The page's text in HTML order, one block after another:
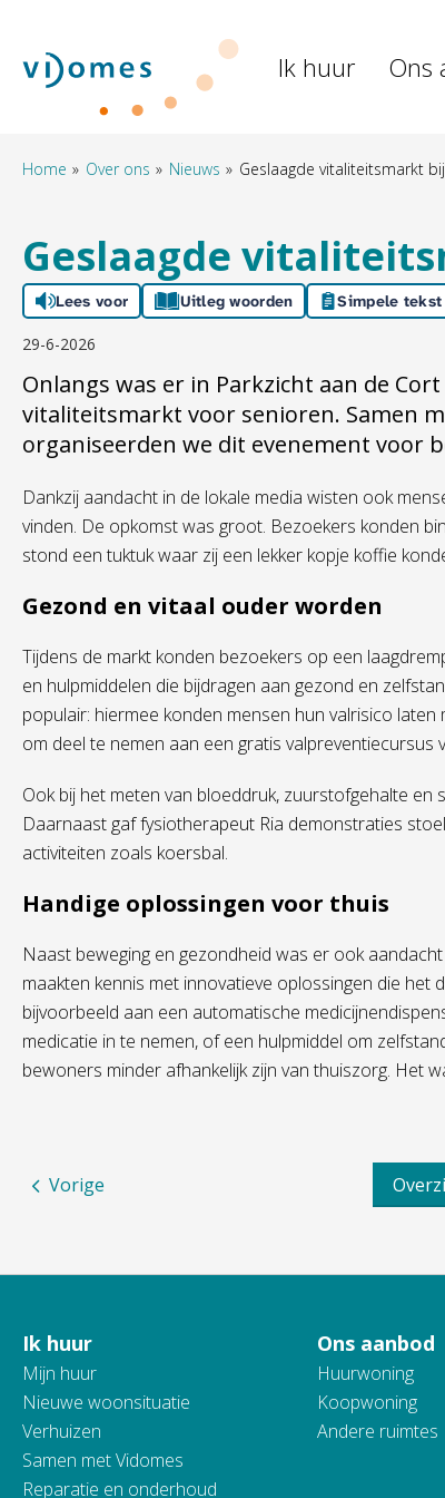
Naar hoofdinhoud
Naar hoofdnavigatiemenu
Naar zoeken
Naar de homepage Ik huur Ons
Home Over ons Nieuws Geslaagde vitaliteitsmarkt
Geslaagde
Lees voor Uitleg woorden Simpele tekst
29-6-2026
Onlangs was er in Parkzicht aan de
vitaliteitsmarkt voor senioren. Samen
organiseerden we dit evenement voor
Dankzij aandacht in de lokale media wisten ook
vinden. De opkomst was groot. Bezoekers konden
stond een tuktuk waar zij een lekker kopje koffie
Gezond en vitaal ouder worden
Tijdens de markt konden bezoekers op een
en hulpmiddelen die bijdragen aan gezond en
populair: hiermee konden mensen hun valrisico
om deel te nemen aan een gratis valpreventiecursus
Ook bij het meten van bloeddruk, zuurstofgehalte en
Daarnaast gaf fysiotherapeut Ria demonstraties
activiteiten zoals koersbal.
Handige oplossingen voor thuis
Naast beweging en gezondheid was er ook
maakten kennis met innovatieve oplossingen die het
bijvoorbeeld aan een automatische
medicatie in te nemen, of een hulpmiddel om
bewoners minder afhankelijk zijn van thuiszorg. Het
Vorige
Contactinformatie
Ik huur
Mijn huur
Nieuwe woonsituatie
Verhuizen
Samen met Vidomes
Reparatie en onderhoud
Ons aanbod
Huurwoning
Koopwoning
Andere ruimtes